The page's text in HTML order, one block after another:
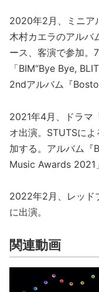
2020年2月、ミニア
木村カエラのアルバ
ース、客演で参加。
「BIM“Bye Bye,
2ndアルバム『
2021年4月、ドラマ
オ出演。STUTSに
加する。アルバム
Music Awards 2021
2022年2月、レッド
に出演。
関連動画